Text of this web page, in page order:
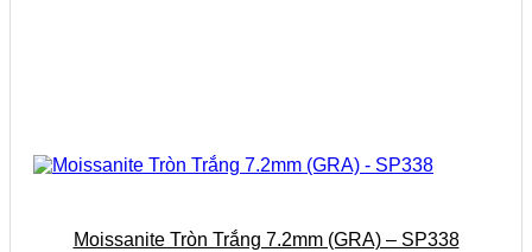
Moissanite Tròn Trắng 7.2mm (GRA) – SP338